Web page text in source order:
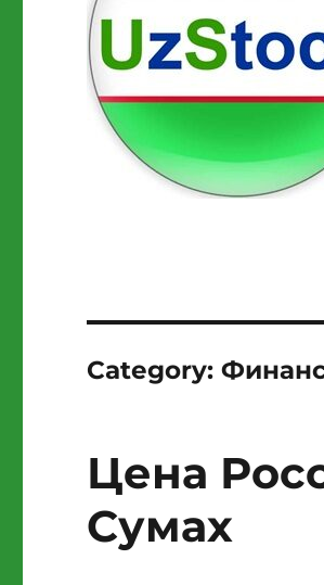
Category:
Цена
Сумах